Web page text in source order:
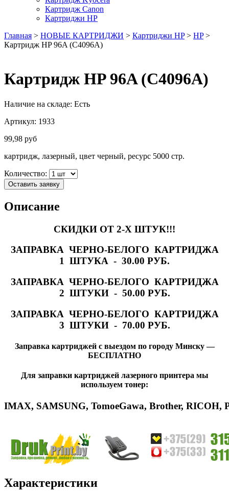
Картридж Canon
Картриджи HP
Главная > НОВЫЕ КАРТРИДЖИ > Картриджи HP> HP>
Картридж HP 96A (C4096A)
Картридж HP 96A (C4096A)
Наличие на складе: Есть
Артикул: 1933
99,98 руб
картридж, лазерный, цвет черный, ресурс 5000 стр.
Количество:
Оставить заявку
Описание
СКИДКИ ОТ 2-Х ШТУК!!!
ЗАПРАВКА ЧЕРНО-БЕЛОГО КАРТРИДЖА
1 ШТУКА - 30.00 РУБ.
ЗАПРАВКА ЧЕРНО-БЕЛОГО КАРТРИДЖА
2 ШТУКИ - 50.00 РУБ.
ЗАПРАВКА ЧЕРНО-БЕЛОГО КАРТРИДЖА
3 ШТУКИ - 70.00 РУБ.
Заправка картриджей с выездом по городу Минску —
БЕСПЛАТНО
Для заправки картриджей лазерного принтера мы
используем тонер:
IMAX, SAMSUNG, TomoeGawa, Brother, RICOH,
Характеристики